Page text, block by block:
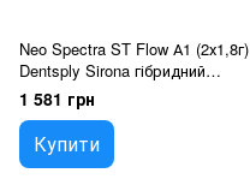
Neo Spectra ST Flow А1 (2х1,8г)
Dentsply Sirona гібридний
композит
1 581 грн
Купити